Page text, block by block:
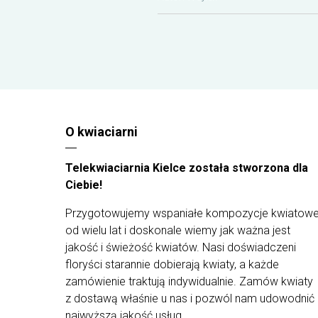
florystów są tworzone tylko ze świeżych, starannie
wyselekcjonowanych roślin, by wyjątkowe
O kwiaciarni
Telekwiaciarnia Kielce została stworzona dla
Ciebie!
Przygotowujemy wspaniałe kompozycje kwiatowe
od wielu lat i doskonale wiemy jak ważna jest
jakość i świeżość kwiatów. Nasi doświadczeni
floryści starannie dobierają kwiaty, a każde
zamówienie traktują indywidualnie. Zamów kwiaty
z dostawą właśnie u nas i pozwól nam udowodnić